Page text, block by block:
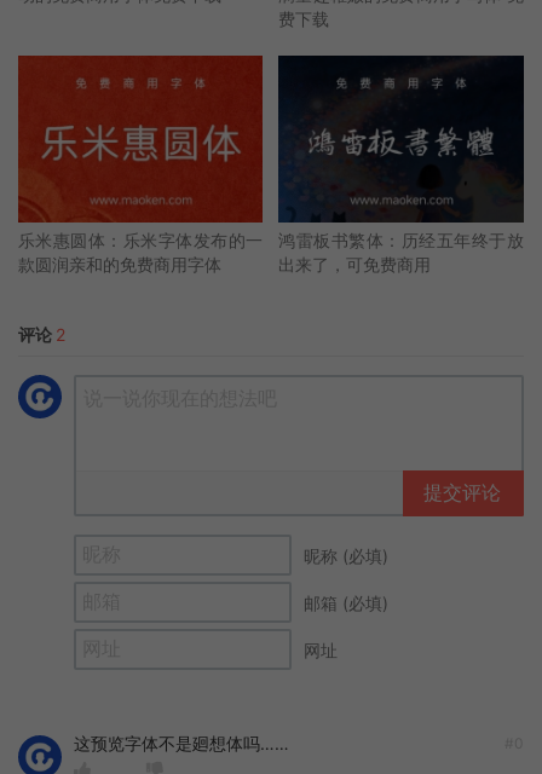
费下载
乐米惠圆体：乐米字体发布的一
款圆润亲和的免费商用字体
鸿雷板书繁体：历经五年终于放
出来了，可免费商用
评论 2
提交评论
昵称 (必填)
邮箱 (必填)
网址
这预览字体不是廻想体吗……